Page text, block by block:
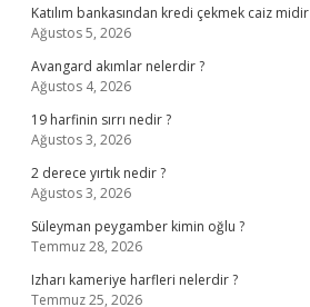
Katılım bankasından kredi çekmek caiz midir
Ağustos 5, 2026
Avangard akımlar nelerdir ?
Ağustos 4, 2026
19 harfinin sırrı nedir ?
Ağustos 3, 2026
2 derece yırtık nedir ?
Ağustos 3, 2026
Süleyman peygamber kimin oğlu ?
Temmuz 28, 2026
Izharı kameriye harfleri nelerdir ?
Temmuz 25, 2026